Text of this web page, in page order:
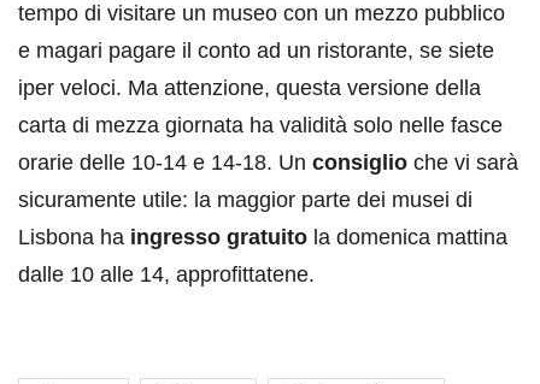
tempo di visitare un museo con un mezzo pubblico
e magari pagare il conto ad un ristorante, se siete
iper veloci. Ma attenzione, questa versione della
carta di mezza giornata ha validità solo nelle fasce
orarie delle 10-14 e 14-18. Un consiglio che vi sarà
sicuramente utile: la maggior parte dei musei di
Lisbona ha ingresso gratuito la domenica mattina
dalle 10 alle 14, approfittatene.